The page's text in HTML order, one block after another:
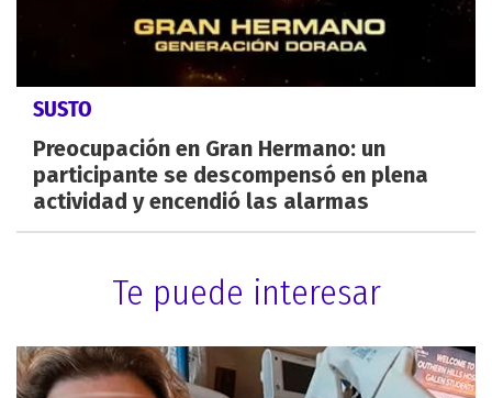
SUSTO
Preocupación en Gran Hermano: un
participante se descompensó en plena
actividad y encendió las alarmas
Te puede interesar